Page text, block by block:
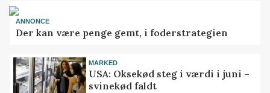
ANNONCE
Der kan være penge gemt, i foderstrategien
MARKED
USA: Oksekød steg i værdi i juni –
svinekød faldt